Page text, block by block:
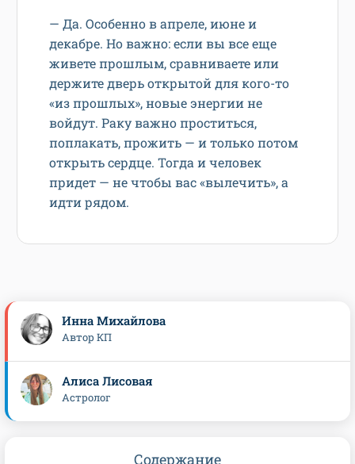
— Да. Особенно в апреле, июне и
декабре. Но важно: если вы все еще
живете прошлым, сравниваете или
держите дверь открытой для кого-то
«из прошлых», новые энергии не
войдут. Раку важно проститься,
поплакать, прожить — и только потом
открыть сердце. Тогда и человек
придет — не чтобы вас «вылечить», а
идти рядом.
Инна Михайлова
Автор КП
Алиса Лисовая
Астролог
Содержание